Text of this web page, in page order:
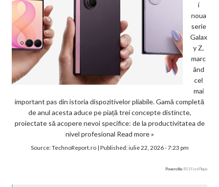
i
noua
serie
Galax
y Z,
marc
ând
cel
mai
important pas din istoria dispozitivelor pliabile. Gamă completă
de anul acesta aduce pe piață trei concepte distincte,
proiectate să acopere nevoi specifice: de la productivitatea de
nivel profesional Read more »
Source:TechnoReport.ro| Published:iulie 22, 2026 - 7:23 pm
Powered by RSS Feed Plugin